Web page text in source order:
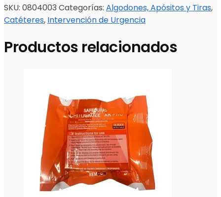
SKU: 0804003 Categorías: Algodones, Apósitos y Tiras,
Catéteres, Intervención de Urgencia
Productos relacionados